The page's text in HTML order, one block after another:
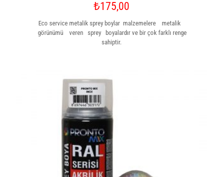
₺175,00
Eco service metalik sprey boylar malzemelere metalik
görünümü veren sprey boyalardır ve bir çok farklı renge
sahiptir.